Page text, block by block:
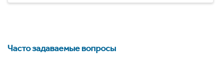
Часто задаваемые вопросы